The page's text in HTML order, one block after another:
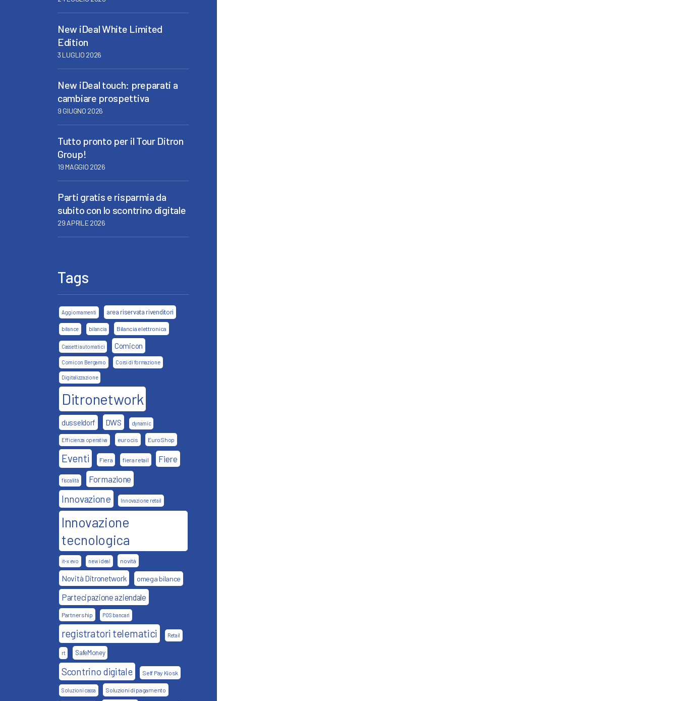
New iDeal White Limited
Edition
3 LUGLIO 2026
New iDeal touch: preparati a
cambiare prospettiva
9 GIUGNO 2026
Tutto pronto per il Tour Ditron
Group!
19 MAGGIO 2026
Parti gratis e risparmia da
subito con lo scontrino digitale
29 APRILE 2026
Tags
Aggiornamenti area riservata rivenditori
bilance bilancia Bilancia elettronica
Cassetti automatici Comicon
Comicon Bergamo Corsi di formazione
Digitalizzazione
Ditronetwork
dusseldorf DWS dynamic
Efficienza operativa eurocis EuroShop
Eventi Fiera fiera retail Fiere
fiscalità Formazione
Innovazione Innovazione retail
Innovazione
tecnologica
it-x evo new ideal novità
Novità Ditronetwork omega bilance
Partecipazione aziendale
Partnership POS bancari
registratori telematici Retail
rt SafeMoney
Scontrino digitale Self Pay Kiosk
Soluzioni cassa Soluzioni di pagamento